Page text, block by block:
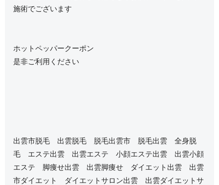
施術でございます
ホットペッパークーポン
是非ご利用ください
出雲市脱毛 出雲脱毛 脱毛出雲市 脱毛出雲 全身脱
毛 エステ出雲 出雲エステ 小顔エステ出雲 出雲小顔
エステ 脚痩せ出雲 出雲脚痩せ ダイエット出雲 出雲
市ダイエット ダイエットサロン出雲 出雲ダイエットサ